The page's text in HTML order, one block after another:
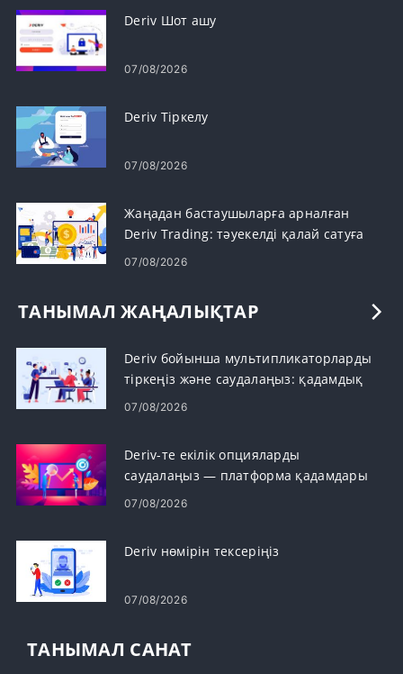
Deriv Шот ашу
07/08/2026
Deriv Тіркелу
07/08/2026
Жаңадан бастаушыларға арналған
Deriv Trading: тәуекелді қалай сатуға
және басқаруға болады
07/08/2026
ТАНЫМАЛ ЖАҢАЛЫҚТАР
Deriv бойынша мультипликаторларды
тіркеңіз және саудалаңыз: қадамдық
07/08/2026
Deriv-те екілік опцияларды
саудалаңыз — платформа қадамдары
және тапсырыс түрлері
07/08/2026
Deriv нөмірін тексеріңіз
07/08/2026
ТАНЫМАЛ САНАТ